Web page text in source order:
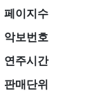
페이지수
악보번호
연주시간
판매단위